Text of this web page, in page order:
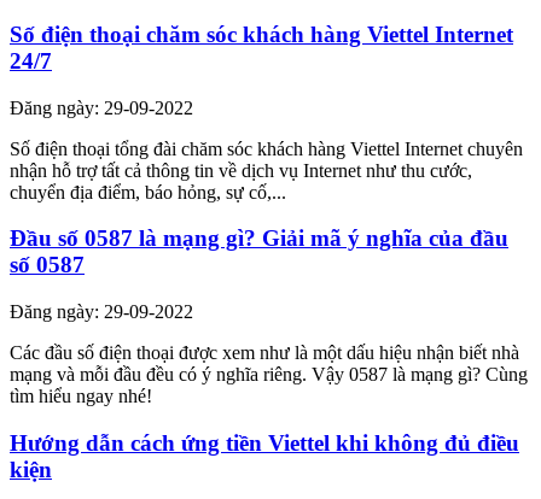
Số điện thoại chăm sóc khách hàng Viettel Internet
24/7
Đăng ngày: 29-09-2022
Số điện thoại tổng đài chăm sóc khách hàng Viettel Internet chuyên
nhận hỗ trợ tất cả thông tin về dịch vụ Internet như thu cước,
chuyển địa điểm, báo hỏng, sự cố,...
Đầu số 0587 là mạng gì? Giải mã ý nghĩa của đầu
số 0587
Đăng ngày: 29-09-2022
Các đầu số điện thoại được xem như là một dấu hiệu nhận biết nhà
mạng và mỗi đầu đều có ý nghĩa riêng. Vậy 0587 là mạng gì? Cùng
tìm hiểu ngay nhé!
Hướng dẫn cách ứng tiền Viettel khi không đủ điều
kiện